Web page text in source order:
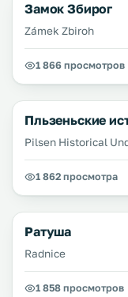
Замок Збирог
Zámek Zbiroh
1 866 просмотров
Пльзеньские
Pilsen Historical
1 862 просмотра
Ратуша
Radnice
1 858 просмотров